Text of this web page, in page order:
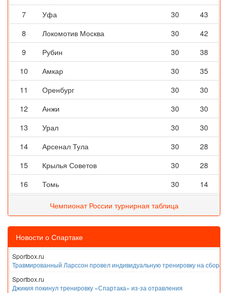
7
Уфа 30
43
8
Локомотив Москва 30
42
9
Рубин 30
38
10
Амкар 30
35
11
Оренбург 30
30
12
Анжи 30
30
13
Урал 30
30
14
Арсенал Тула 30
28
15
Крылья Советов 30
28
16
Томь 30 14
Чемпионат России турнирная таблица
Новости о Спартаке
Sportbox.ru
Травмированный Ларссон провел индивидуальную тренировку на
Sportbox.ru
Джикия покинул тренировку «Спартака» из-за отравления